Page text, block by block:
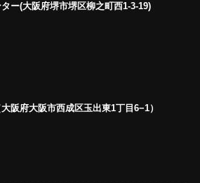
ー(大阪府堺市堺区柳之町西1-3-19)
阪府大阪市西成区玉出東1丁目6−1）